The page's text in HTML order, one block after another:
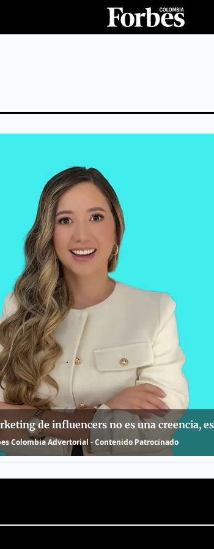
de influencers no es una creencia,
Colombia Advertorial - Contenido Patrocinado